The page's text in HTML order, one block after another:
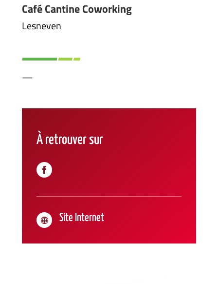
Café Cantine Coworking
Lesneven
—
À retrouver sur
 Site Internet